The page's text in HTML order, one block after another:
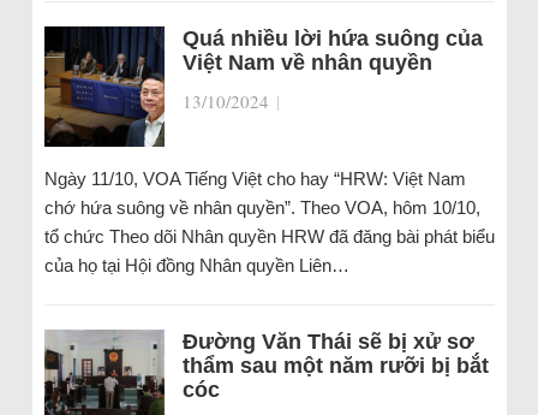
Quá nhiều lời hứa suông của
Việt Nam về nhân quyền
13/10/2024 |
Ngày 11/10, VOA Tiếng Việt cho hay “HRW: Việt Nam
chớ hứa suông về nhân quyền”. Theo VOA, hôm 10/10,
tổ chức Theo dõi Nhân quyền HRW đã đăng bài phát biểu
của họ tại Hội đồng Nhân quyền Liên…
Đường Văn Thái sẽ bị xử sơ
thẩm sau một năm rưỡi bị bắt
cóc